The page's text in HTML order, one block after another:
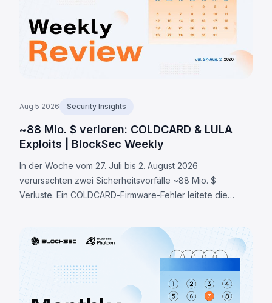
Aug 5 2026 Security Insights
~88 Mio. $ verloren: COLDCARD & LULA
Exploits | BlockSec Weekly
In der Woche vom 27. Juli bis 2. August 2026
verursachten zwei Sicherheitsvorfälle ~88 Mio. $
Verluste. Ein COLDCARD-Firmware-Fehler leitete die
Chain verlor ~578K $ durch eine `recycle()`-